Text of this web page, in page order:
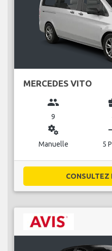
MERCEDES VITO
group
9
miscellaneous_services
Manuelle 5
CONSULTEZ